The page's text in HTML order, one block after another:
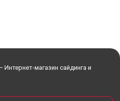
магазин сайдинга и